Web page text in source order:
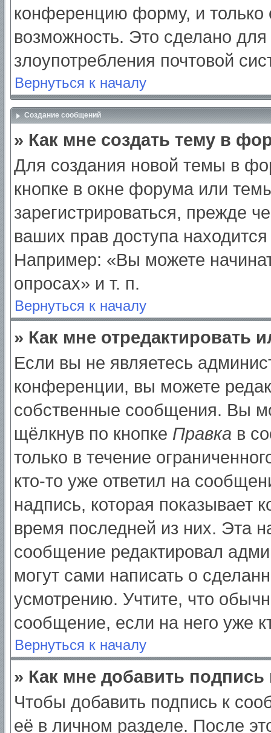
конференцию форму, и только
возможность. Это сделано для
злоупотребления почтовой
Вернуться к началу
Создание сообщений
» Как мне создать тему в
Для создания новой темы в
кнопке в окне форума или
зарегистрироваться, прежде
ваших прав доступа
Например: «Вы можете
опросах» и т. п.
Вернуться к началу
» Как мне отредактировать
Если вы не являетесь
конференции, вы можете
собственные сообщения. Вы
щёлкнув по кнопке Правка в
только в течение
кто-то уже ответил на
надпись, которая показывает
время последней из них. Эта
сообщение редактировал
могут сами написать о
усмотрению. Учтите, что
сообщение, если на него уже
Вернуться к началу
» Как мне добавить
Чтобы добавить подпись к
её в личном разделе. После